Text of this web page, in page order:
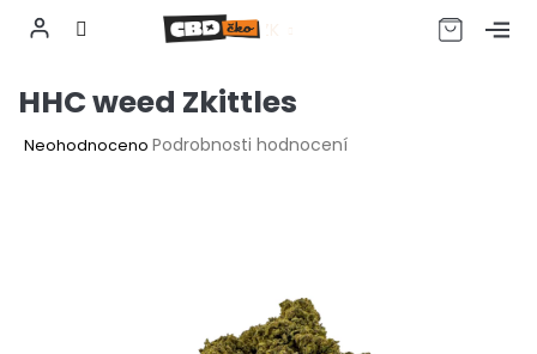
CZK
HHC weed Zkittles
Průměrné
Neohodnoceno Podrobnosti hodnocení